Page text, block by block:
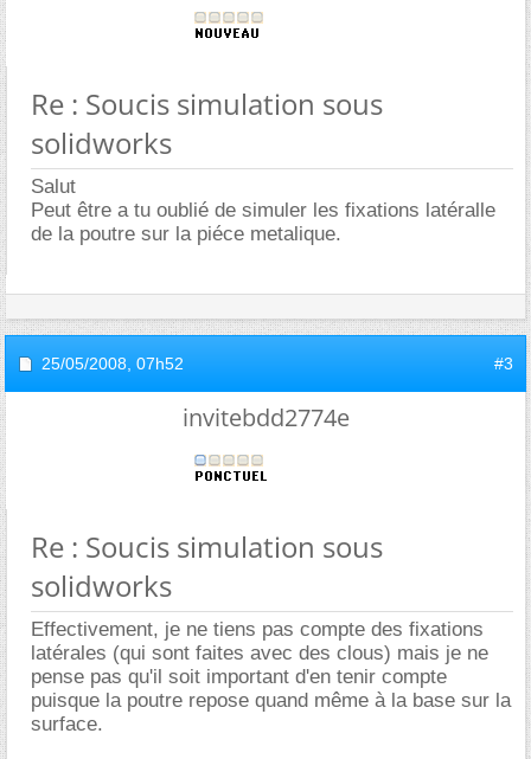
Re : Soucis simulation sous
solidworks
Salut
Peut être a tu oublié de simuler les fixations latéralle
de la poutre sur la piéce metalique.
25/05/2008, 07h52 #3
invitebdd2774e
Re : Soucis simulation sous
solidworks
Effectivement, je ne tiens pas compte des fixations
latérales (qui sont faites avec des clous) mais je ne
pense pas qu'il soit important d'en tenir compte
puisque la poutre repose quand même à la base sur la
surface.